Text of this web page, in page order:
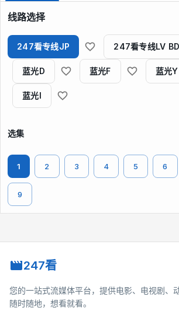
线路选择
247看专线JP 247看专线LV BD
蓝光D 蓝光F 蓝光Y
蓝光I
选集
1 2 3 4 5 6
9
247看
您的一站式流媒体平台，提供电影、电视剧、
随时随地，想看就看。